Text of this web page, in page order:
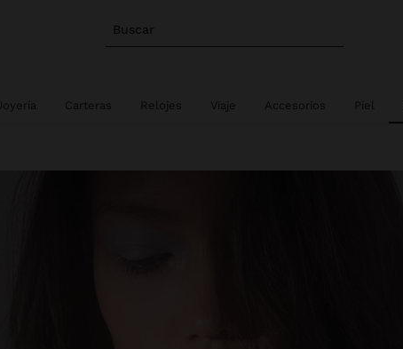
Buscar
Joyería Carteras Relojes Viaje Accesorios Piel